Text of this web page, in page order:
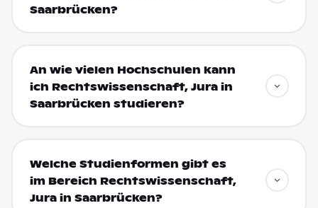
Saarbrücken?
An wie vielen Hochschulen kann
ich Rechtswissenschaft, Jura in
Saarbrücken studieren?
Welche Studienformen gibt es
im Bereich Rechtswissenschaft,
Jura in Saarbrücken?